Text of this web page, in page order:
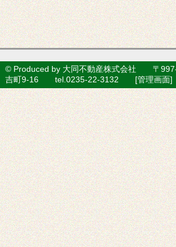
© Produced by 大同不動産株式会社 〒997-
吉町9-16 tel.0235-22-3132 [管理画面]